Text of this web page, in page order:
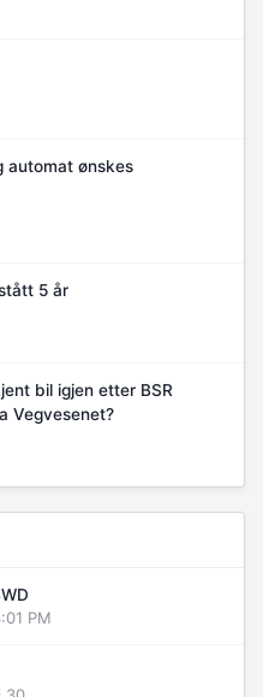
automat ønskes
5 år
bil igjen etter BSR
Vegvesenet?
PM